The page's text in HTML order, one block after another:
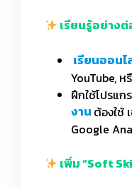
เรียนรู้อย่างต่
เรียนออนไ
YouTube, ห
ฝึกใช้โปรแ
งาน ต้องใช้
Google
เพิ่ม “Soft